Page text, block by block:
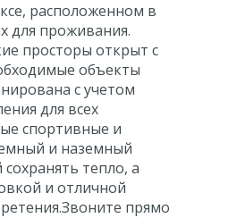
расположенном в
для проживания.
просторы открыт с
объекты
с учетом
для всех
спортивные и
и наземный
тепло, а
и отличной
прямо